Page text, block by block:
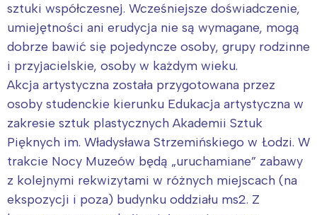
sztuki współczesnej. Wcześniejsze doświadczenie,
umiejętności ani erudycja nie są wymagane, mogą
dobrze bawić się pojedyncze osoby, grupy rodzinne
i przyjacielskie, osoby w każdym wieku.
Akcja artystyczna została przygotowana przez
osoby studenckie kierunku Edukacja artystyczna w
zakresie sztuk plastycznych Akademii Sztuk
Pięknych im. Władysława Strzemińskiego w Łodzi. W
trakcie Nocy Muzeów będą „uruchamiane” zabawy
z kolejnymi rekwizytami w różnych miejscach (na
ekspozycji i poza) budynku oddziału ms2. Z
Interesują mnie wydarzenia z
tego regionu: